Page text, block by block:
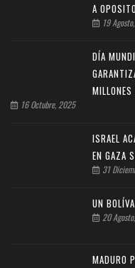
A
19
DÍA
16 Octubre, 2025
ISRAEL
EN GAZA
31
UN
20
MADURO